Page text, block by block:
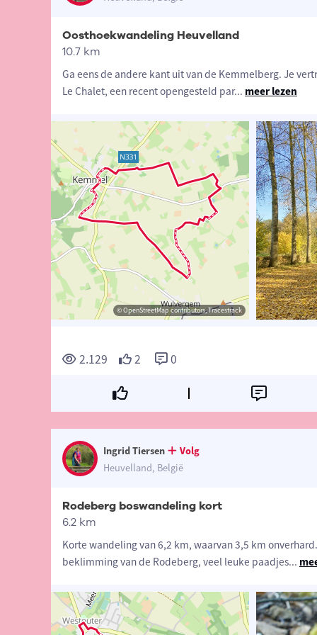
Oosthoekwandeling Heuvelland
10.7 km
Ga eens de andere kant uit van de Kemmelberg. Je
Le Chalet, een recent opengesteld par... meer lezen
© OpenStreetMap contributors, Tracestrack
2.129 2 0
© OpenStreetMap contributors, Tracestrack
Ingrid Tiersen
Volg
Heuvelland, België
Rodeberg boswandeling kort
6.2 km
Korte wandeling van 6,2 km, waarvan 3,5 km
beklimming van de Rodeberg, veel leuke paadjes...